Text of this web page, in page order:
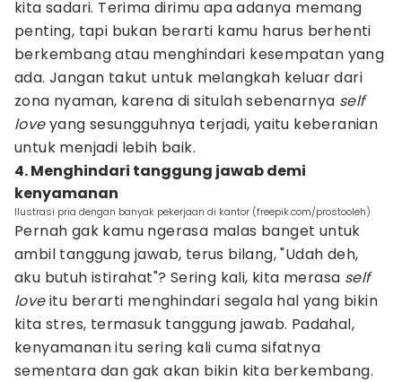
kita sadari. Terima dirimu apa adanya memang
penting, tapi bukan berarti kamu harus berhenti
berkembang atau menghindari kesempatan yang
ada. Jangan takut untuk melangkah keluar dari
zona nyaman, karena di situlah sebenarnya self
loveyang sesungguhnya terjadi, yaitu keberanian
untuk menjadi lebih baik.
4. Menghindari tanggung jawab demi
kenyamanan
Ilustrasi pria dengan banyak pekerjaan di kantor (freepik.com/prostooleh)
Pernah gak kamu ngerasa malas banget untuk
ambil tanggung jawab, terus bilang, "Udah deh,
aku butuh istirahat"? Sering kali, kita merasa self
loveitu berarti menghindari segala hal yang bikin
kita stres, termasuk tanggung jawab. Padahal,
kenyamanan itu sering kali cuma sifatnya
sementara dan gak akan bikin kita berkembang.